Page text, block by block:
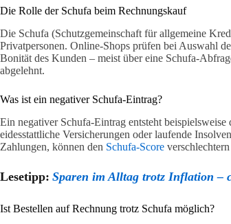
Die Rolle der Schufa beim Rechnungskauf
Die Schufa (Schutzgemeinschaft für allgemeine
Privatpersonen. Online-Shops prüfen bei Auswahl
Bonität des Kunden – meist über eine Schufa-
abgelehnt.
Was ist ein negativer Schufa-Eintrag?
Ein negativer Schufa-Eintrag entsteht
eidesstattliche Versicherungen oder laufende
Zahlungen, können den Schufa-Score
Lesetipp: Sparen im Alltag trotz Inflation –
Ist Bestellen auf Rechnung trotz Schufa möglich?